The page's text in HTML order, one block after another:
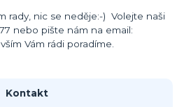
rady, nic se neděje:-) Volejte naši
nebo pište nám na email:
Vám rádi poradíme.
Kontakt